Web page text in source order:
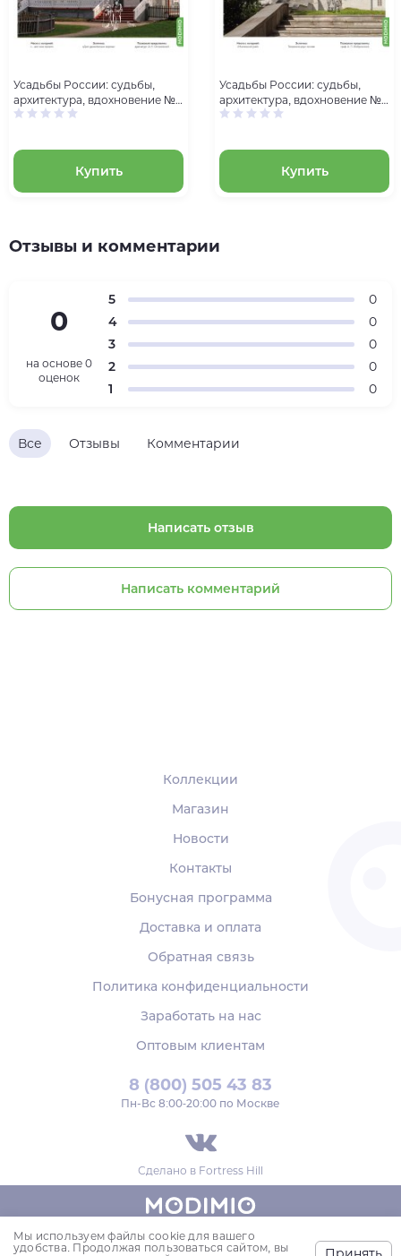
Усадьбы России: судьбы,
архитектура, вдохновение №
1: Усадьба Щелыково
Купить
Усадьбы России: судьбы,
архитектура, вдохновение №
2: Усадьба Бобринских в
Купить
Отзывы и комментарии
Все Отзывы Комментарии
Написать отзыв
Написать комментарий
0
на основе 0
оценок
5
0
4
0
3
0
2
0
1
0
8 (800) 505 43 83
Пн‑Вс 8:00-20:00 по Москве
Сделано в Fortress Hill
Коллекции
Магазин
Новости
Контакты
Бонусная программа
Доставка и оплата
Обратная связь
Политика конфиденциальности
Заработать на нас
Оптовым клиентам
© 2018-2026,
Мы используем файлы cookie для вашего
удобства. Продолжая пользоваться сайтом, вы